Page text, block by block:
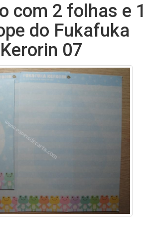
com 2 folhas e 1
do Fukafuka
Kerorin 07